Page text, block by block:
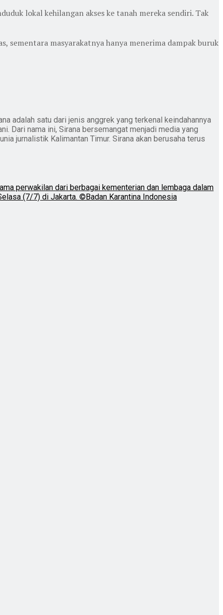
lokal kehilangan akses ke tanah mereka sendiri. Tak
sementara masyarakatnya hanya menerima dampak buruk
adalah satu dari jenis anggrek yang terkenal keindahannya
Dari nama ini, Sirana bersemangat menjadi media yang
jurnalistik Kalimantan Timur. Sirana akan berusaha terus